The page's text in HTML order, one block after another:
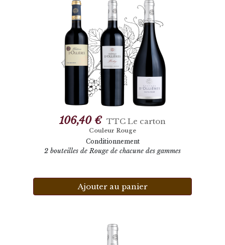
106,40 € TTC Le carton
Couleur Rouge
Conditionnement
2 bouteilles de Rouge de chacune des gammes
Ajouter au panier